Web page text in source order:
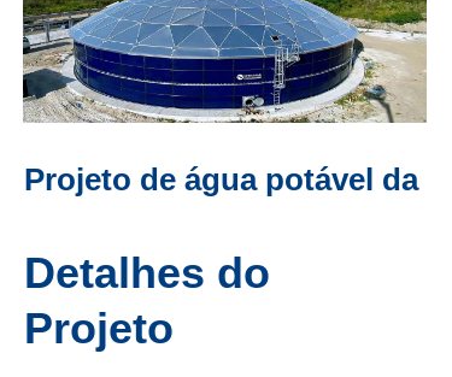
Projeto de água potável da
Detalhes do
Projeto
Contato